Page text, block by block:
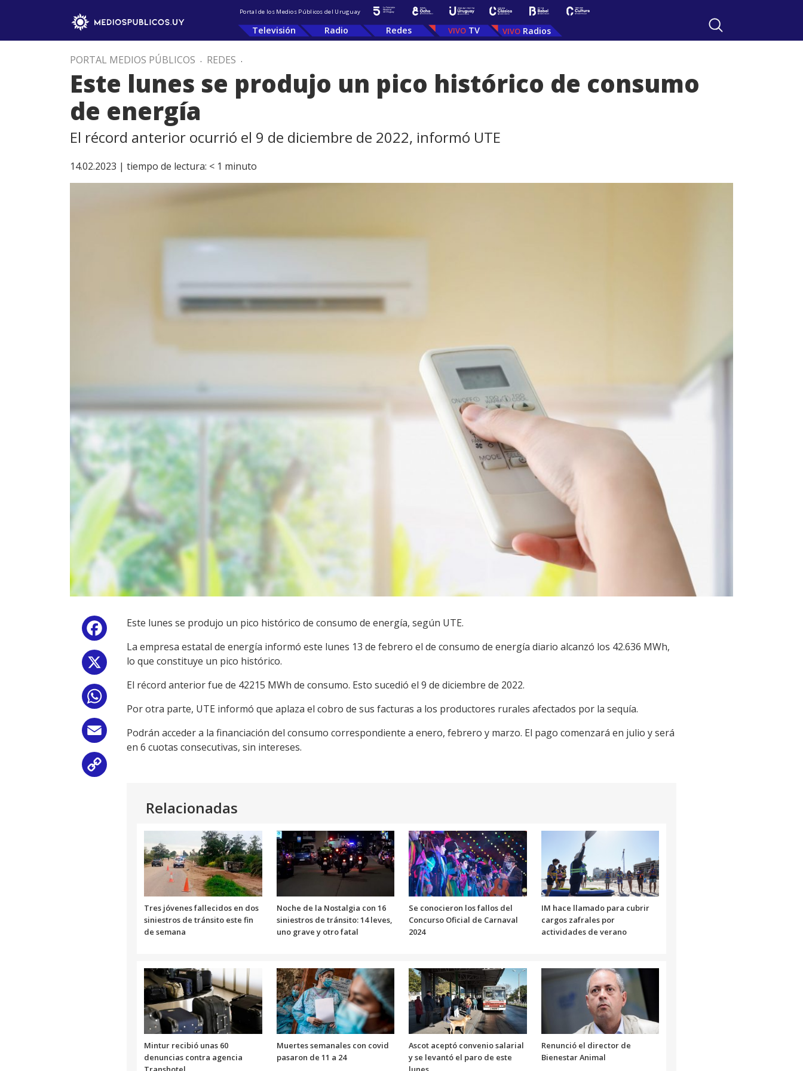
Portal de los Medios Públicos del Uruguay
Televisión Radio Redes TV Radios
PORTAL MEDIOS PÚBLICOS . REDES .
Este lunes se produjo un pico histórico de consumo
de energía
El récord anterior ocurrió el 9 de diciembre de 2022, informó UTE
14.02.2023 | tiempo de lectura: < 1 minuto
Facebook
Email
Este lunes se produjo un pico histórico de consumo de energía, según UTE.
La empresa estatal de energía informó este lunes 13 de febrero el de consumo de energía diario alcanzó los 42.636 MWh,
lo que constituye un pico histórico.
El récord anterior fue de 42215 MWh de consumo. Esto sucedió el 9 de diciembre de 2022.
Por otra parte, UTE informó que aplaza el cobro de sus facturas a los productores rurales afectados por la sequía.
Podrán acceder a la financiación del consumo correspondiente a enero, febrero y marzo. El pago comenzará en julio y será
en 6 cuotas consecutivas, sin intereses.
Relacionadas
Tres jóvenes fallecidos en dos
siniestros de tránsito este fin
de semana
Noche de la Nostalgia con 16
siniestros de tránsito: 14 leves,
uno grave y otro fatal
Se conocieron los fallos del
Concurso Oficial de Carnaval
2024
IM hace llamado para cubrir
cargos zafrales por
actividades de verano
Mintur recibió unas 60
denuncias contra agencia
Muertes semanales con covid
pasaron de 11 a 24
Ascot aceptó convenio salarial
y se levantó el paro de este
Renunció el director de
Bienestar Animal